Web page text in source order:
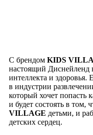
С брендом KIDS
настоящий Диснейленд
интеллекта и
в индустрии
который хочет
и будет состоять в том,
VILLAGE детьми, и
детских сердец.